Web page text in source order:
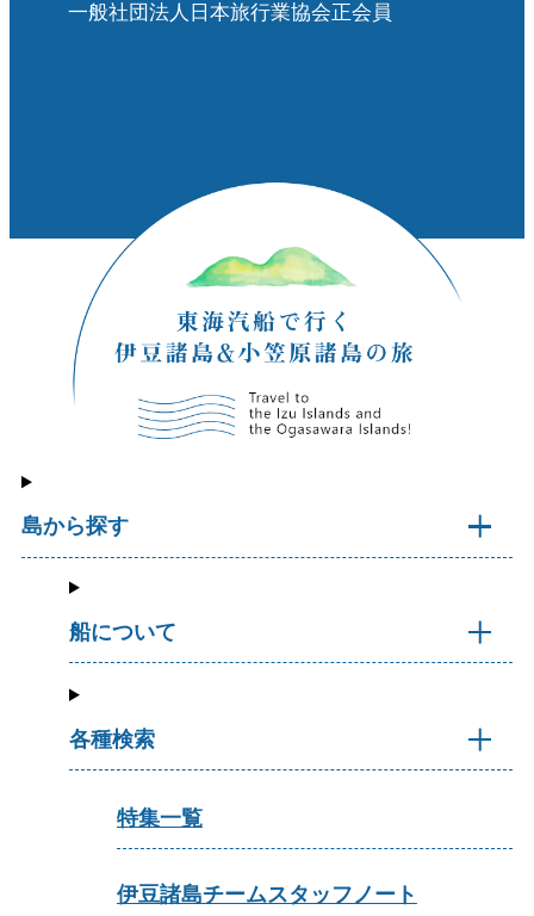
一般社団法人日本旅行業協会正会員
島から探す
船について
各種検索
特集一覧
伊豆諸島チームスタッフノート